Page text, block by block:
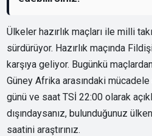
Ülkeler hazırlık maçları ile milli
sürdürüyor. Hazırlık maçında
karşıya geliyor. Bugünkü
Güney Afrika arasındaki
günü ve saat TSİ 22:00 olarak
dışındaysanız, bulunduğunuz
saatini araştırınız.